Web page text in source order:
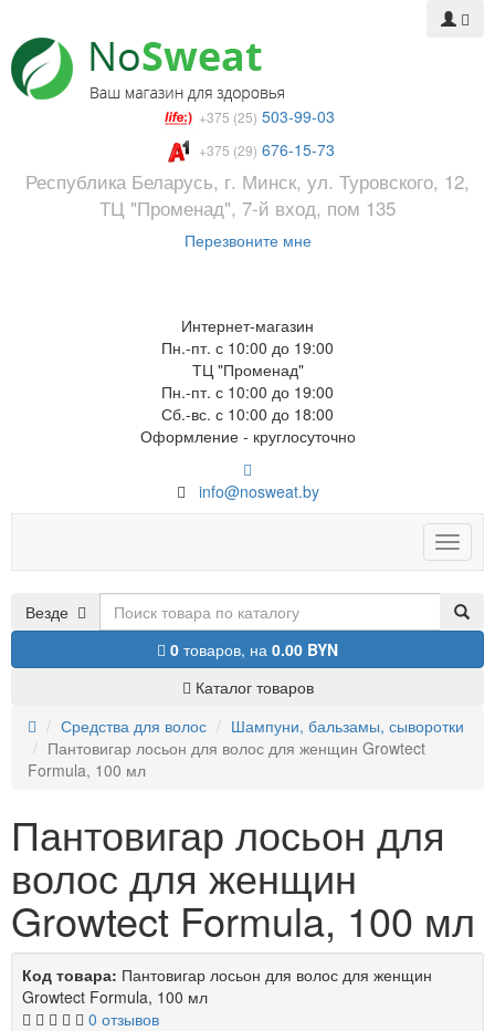
+375 (25) 503-99-03
+375 (29) 676-15-73
Республика Беларусь, г. Минск, ул. Туровского, 12,
ТЦ "Променад", 7-й вход, пом 135
Перезвоните мне
Интернет-магазин
Пн.-пт. с 10:00 до 19:00
ТЦ "Променад"
Пн.-пт. с 10:00 до 19:00
Сб.-вс. с 10:00 до 18:00
Оформление - круглосуточно
info@nosweat.by
Toggle
Везде
0 товаров, на 0.00 BYN
Каталог товаров
Средства для волос
Шампуни, бальзамы, сыворотки
Пантовигар лосьон для волос для женщин Growtect
Formula, 100 мл
Пантовигар лосьон для
волос для женщин
Growtect Formula, 100 мл
Код товара: Пантовигар лосьон для волос для женщин
Growtect Formula, 100 мл
0 отзывов